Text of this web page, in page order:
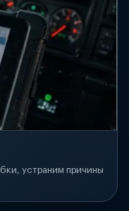
устраним причины